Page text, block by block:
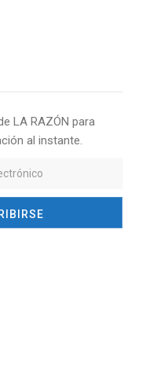
LA RAZÓN para
al instante.